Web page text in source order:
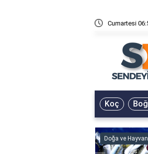
Cumartesi
Koç
Doğa ve